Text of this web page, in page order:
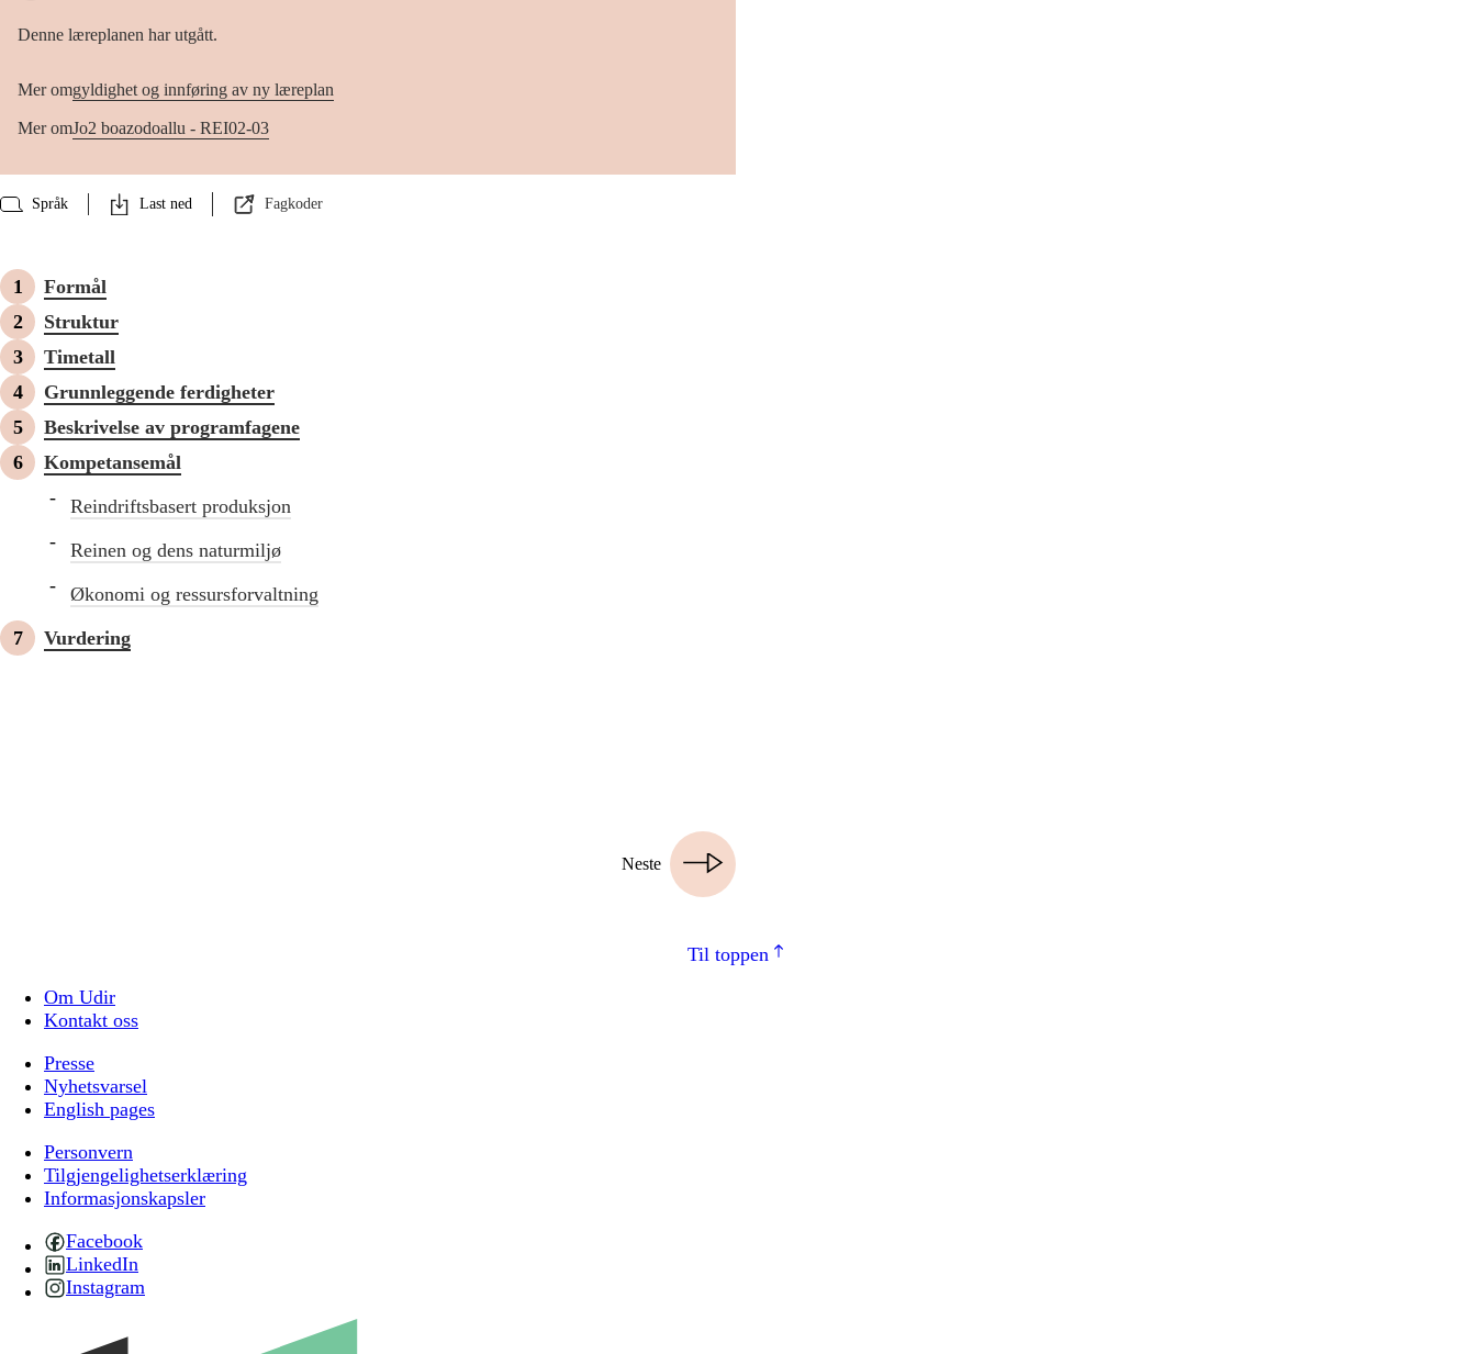
Denne læreplanen har utgått.
Mer omgyldighet og innføring av ny læreplan
Mer omJo2 boazodoallu - REI02-03
Språk Last ned Fagkoder
Formål
Struktur
Timetall
Grunnleggende ferdigheter
Beskrivelse av programfagene
Kompetansemål
Reindriftsbasert produksjon
Reinen og dens naturmiljø
Økonomi og ressursforvaltning
Vurdering
Neste
Til toppen
Om Udir
Kontakt oss
Presse
Nyhetsvarsel
English pages
Personvern
Tilgjengelighetserklæring
Informasjonskapsler
Facebook
LinkedIn
Instagram